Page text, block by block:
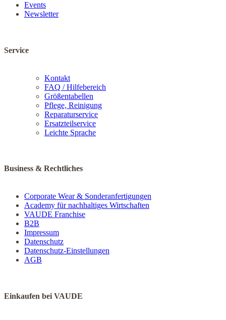
Events
Newsletter
Service
Kontakt
FAQ / Hilfebereich
Größentabellen
Pflege, Reinigung
Reparaturservice
Ersatzteilservice
Leichte Sprache
Business & Rechtliches
Corporate Wear & Sonderanfertigungen
Academy für nachhaltiges Wirtschaften
VAUDE Franchise
B2B
Impressum
Datenschutz
Datenschutz-Einstellungen
AGB
Einkaufen bei VAUDE